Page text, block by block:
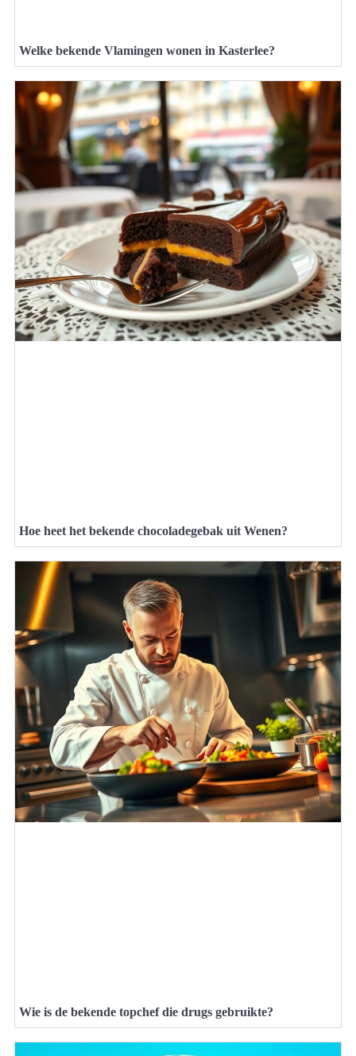
Welke bekende Vlamingen wonen in Kasterlee?
Hoe heet het bekende chocoladegebak uit Wenen?
Wie is de bekende topchef die drugs gebruikte?